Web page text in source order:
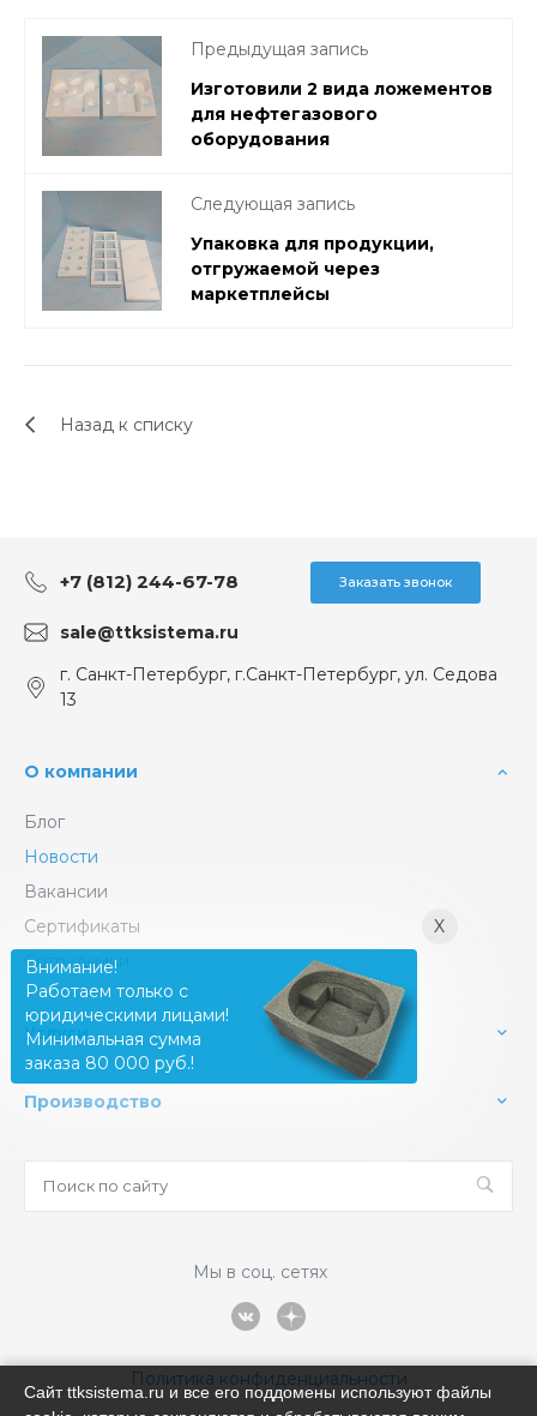
Предыдущая запись
Изготовили 2 вида ложементов
для нефтегазового
оборудования
Следующая запись
Упаковка для продукции,
отгружаемой через
маркетплейсы
Назад к списку
+7 (812) 244-67-78 Заказать звонок
sale@ttksistema.ru
г. Санкт-Петербург, г.Санкт-Петербург, ул. Седова
13
О компании
Блог
Новости
Вакансии
Сертификаты
Сотрудники
Услуги
Производство
Мы в соц. сетях
Политика конфиденциальности
X
Внимание!
Работаем только с
юридическими лицами!
Минимальная сумма
заказа 80 000 руб.!
Сайт ttksistema.ru и все его поддомены используют файлы